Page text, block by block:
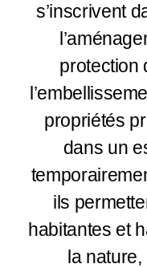
s’inscrivent
protection
propriétés
dans un
ils
habitantes et
la